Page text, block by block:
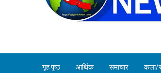
गृह पृष्ठ आर्थिक समाचार कला/